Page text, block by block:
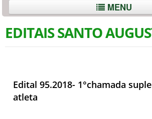
MENU
EDITAIS SANTO
Edital 95.2018- 1°chamada
atleta